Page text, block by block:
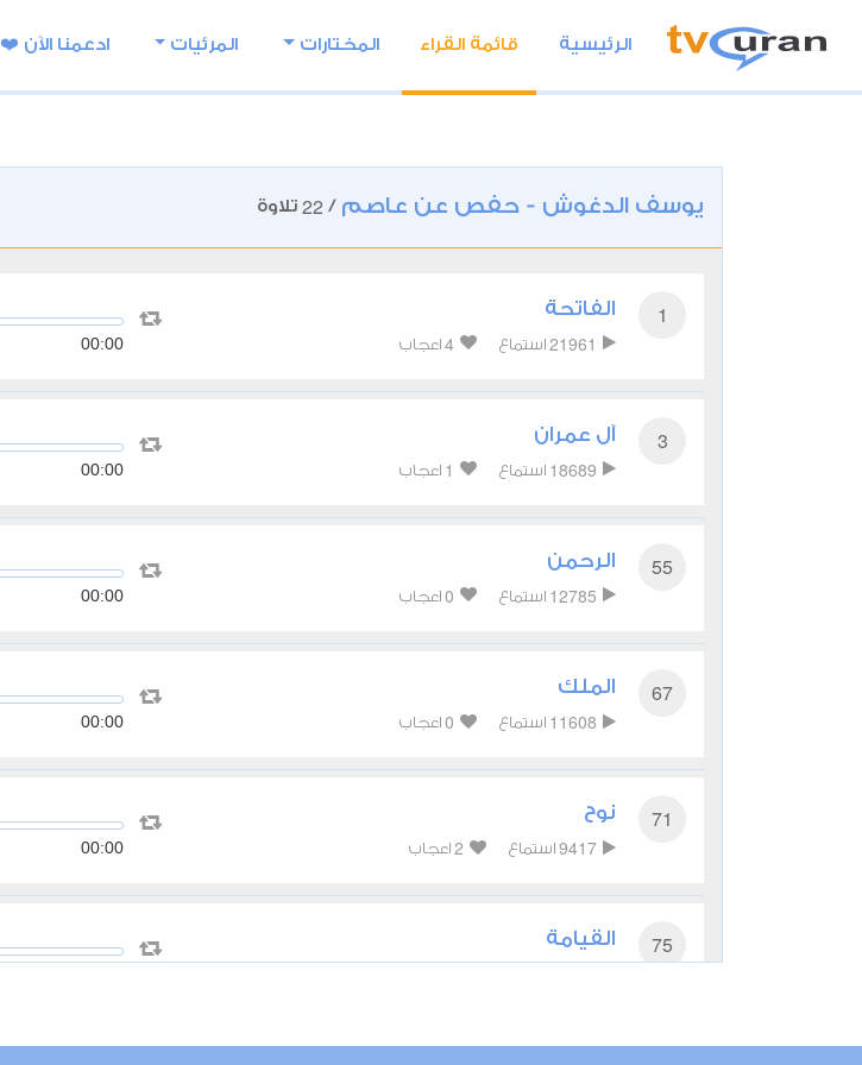
الرئيسية قائمة القراء المختارات المرئيات ادعمنا اﻵن ❤️
يوسف الدغوش - حفص عن عاصم /
22 تلاوة
1 الفاتحة
21961 استماع 4 اعجاب 00:00
3 آل عمران
18689 استماع 1 اعجاب 00:00
55 الرحمن
12785 استماع 0 اعجاب 00:00
67 الملك
11608 استماع 0 اعجاب 00:00
71 نوح
9417 استماع 2 اعجاب 00:00
75 القيامة